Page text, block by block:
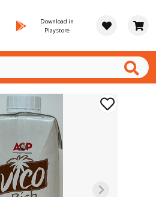
Download in
Playstore